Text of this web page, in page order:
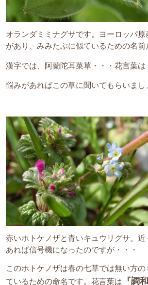
オランダミミナグサです。ヨーロッパ
があり、みみたぶに似ているための名前
漢字では、阿蘭陀耳菜草・・・花言葉は
悩みがあればこの草に聞いてもらいまし
赤いホトケノザと青いキュウリグサ。近
あれば信号機になったのですが・・・
このホトケノザは春の七草では無い方
ているための命名です。花言葉は
『調和